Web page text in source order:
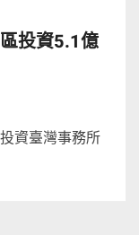
投資5.1億
資臺灣事務所